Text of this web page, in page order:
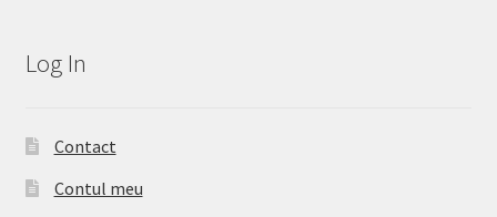
Log In
Contact
Contul meu